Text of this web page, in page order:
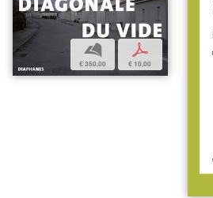
b
€ 350,00
p
€ 10,00